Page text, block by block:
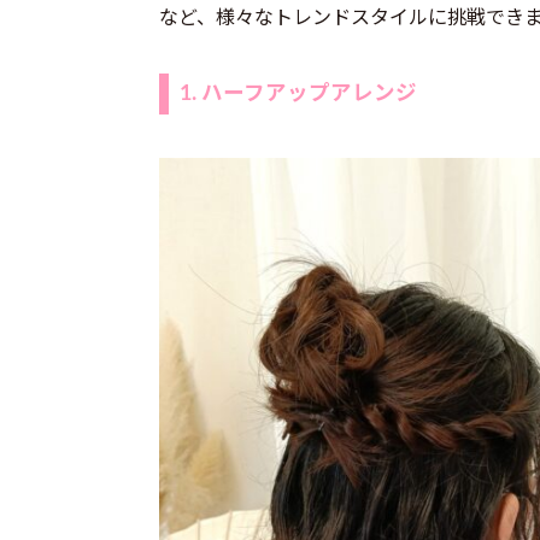
など、様々なトレンドスタイルに挑戦でき
1. ハーフアップアレンジ